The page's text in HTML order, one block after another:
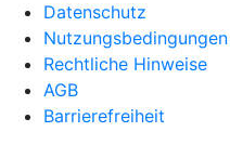
Datenschutz
Nutzungsbedingungen
Rechtliche Hinweise
AGB
Barrierefreiheit